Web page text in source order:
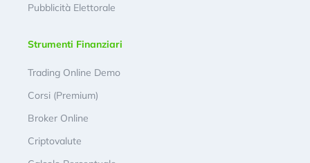
Pubblicità Elettorale
Strumenti Finanziari
Trading Online Demo
Corsi (Premium)
Broker Online
Criptovalute